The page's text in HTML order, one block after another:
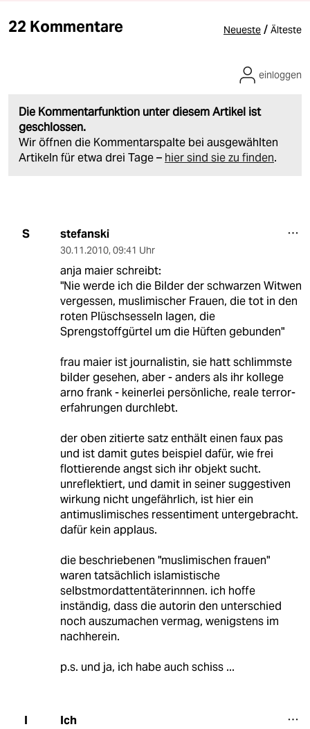
22 Kommentare Neueste / Älteste
Die Kommentarfunktion unter diesem Artikel ist
geschlossen.
Wir öffnen die Kommentarspalte bei ausgewählten
Artikeln für etwa drei Tage – hier sind sie zu finden.
einloggen
S stefanski
30.11.2010, 09:41 Uhr
anja maier schreibt:
"Nie werde ich die Bilder der schwarzen Witwen
vergessen, muslimischer Frauen, die tot in den
roten Plüschsesseln lagen, die
Sprengstoffgürtel um die Hüften gebunden"
frau maier ist journalistin, sie hatt schlimmste
bilder gesehen, aber - anders als ihr kollege
arno frank - keinerlei persönliche, reale terror-
erfahrungen durchlebt.
der oben zitierte satz enthält einen faux pas
und ist damit gutes beispiel dafür, wie frei
flottierende angst sich ihr objekt sucht.
unreflektiert, und damit in seiner suggestiven
wirkung nicht ungefährlich, ist hier ein
antimuslimisches ressentiment untergebracht.
dafür kein applaus.
die beschriebenen "muslimischen frauen"
waren tatsächlich islamistische
selbstmordattentäterinnnen. ich hoffe
inständig, dass die autorin den unterschied
noch auszumachen vermag, wenigstens im
nachherein.
p.s. und ja, ich habe auch schiss ...
I Ich